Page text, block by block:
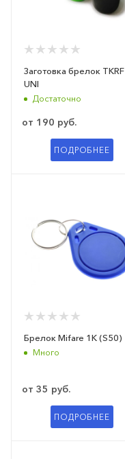
Заготовка брелок TKRF
UNI
Достаточно
от 190 руб.
ПОДРОБНЕЕ
Брелок Mifare 1K (S50)
Много
от 35 руб.
ПОДРОБНЕЕ